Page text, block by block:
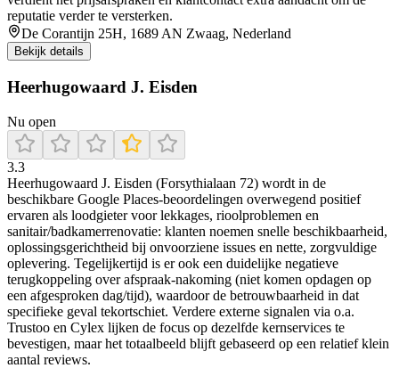
reputatie verder te versterken.
De Corantijn 25H, 1689 AN Zwaag, Nederland
Bekijk details
Heerhugowaard J. Eisden
Nu open
3.3
Heerhugowaard J. Eisden (Forsythialaan 72) wordt in de
beschikbare Google Places-beoordelingen overwegend positief
ervaren als loodgieter voor lekkages, rioolproblemen en
sanitair/badkamerrenovatie: klanten noemen snelle beschikbaarheid,
oplossingsgerichtheid bij onvoorziene issues en nette, zorgvuldige
oplevering. Tegelijkertijd is er ook een duidelijke negatieve
terugkoppeling over afspraak-nakoming (niet komen opdagen op
een afgesproken dag/tijd), waardoor de betrouwbaarheid in dat
specifieke geval tekortschiet. Verdere externe signalen via o.a.
Trustoo en Cylex lijken de focus op dezelfde kernservices te
bevestigen, maar het totaalbeeld blijft gebaseerd op een relatief klein
aantal reviews.